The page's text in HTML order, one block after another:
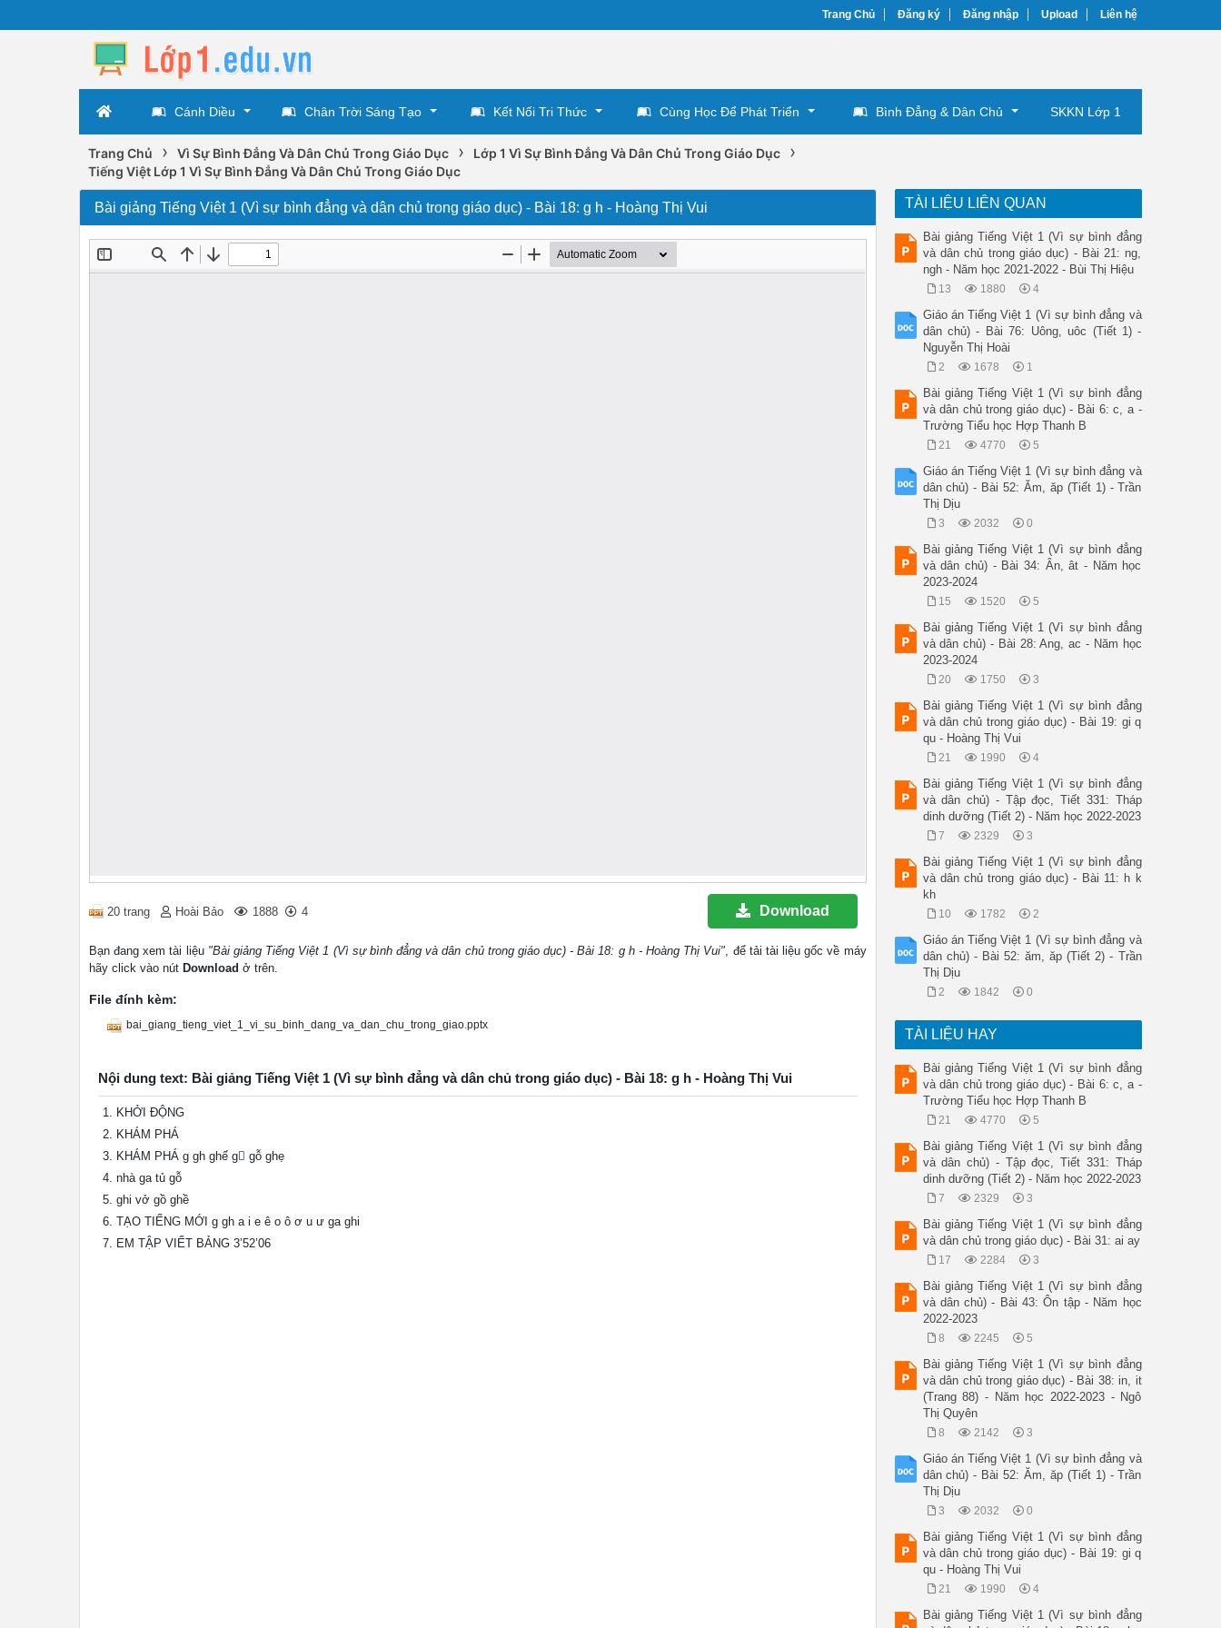
Trang Chủ Đăng ký Đăng nhập Upload Liên hệ
Cánh Diều Chân Trời Sáng Tạo Kết Nối Tri Thức Cùng Học Để Phát Triển Bình Đẳng & Dân Chủ SKKN Lớp 1
Trang Chủ › Vì Sự Bình Đẳng Và Dân Chủ Trong Giáo Dục › Lớp 1 Vì Sự Bình Đẳng Và Dân Chủ Trong Giáo Dục ›
Tiếng Việt Lớp 1 Vì Sự Bình Đẳng Và Dân Chủ Trong Giáo Dục
Bài giảng Tiếng Việt 1 (Vì sự bình đẳng và dân chủ trong giáo dục) - Bài 18: g h - Hoàng Thị Vui
20 trang Hoài Bảo 1888 4 Download
Bạn đang xem tài liệu "Bài giảng Tiếng Việt 1 (Vì sự bình đẳng và dân chủ trong giáo dục) - Bài 18: g h - Hoàng Thị Vui", để tải tài liệu gốc về máy
hãy click vào nút Download ở trên.
File đính kèm:
bai_giang_tieng_viet_1_vi_su_binh_dang_va_dan_chu_trong_giao.pptx
Nội dung text: Bài giảng Tiếng Việt 1 (Vì sự bình đẳng và dân chủ trong giáo dục) - Bài 18: g h - Hoàng Thị Vui
KHỞI ĐỘNG
KHÁM PHÁ
KHÁM PHÁ g gh ghế g￿ gỗ ghẹ
nhà ga tủ gỗ
ghi vở gồ ghề
TẠO TIẾNG MỚI g gh a i e ê o ô ơ u ư ga ghi
EM TẬP VIẾT BẢNG 3’52’06
TÀI LIỆU LIÊN QUAN
Bài giảng Tiếng Việt 1 (Vì sự bình đẳng
và dân chủ trong giáo dục) - Bài 21: ng,
ngh - Năm học 2021-2022 - Bùi Thị Hiệu
13 1880 4
Giáo án Tiếng Việt 1 (Vì sự bình đẳng và
dân chủ) - Bài 76: Uông, uôc (Tiết 1) -
Nguyễn Thị Hoài
2 1678 1
Bài giảng Tiếng Việt 1 (Vì sự bình đẳng
và dân chủ trong giáo dục) - Bài 6: c, a -
Trường Tiểu học Hợp Thanh B
21 4770 5
Giáo án Tiếng Việt 1 (Vì sự bình đẳng và
dân chủ) - Bài 52: Ăm, ăp (Tiết 1) - Trần
Thị Dịu
3 2032 0
Bài giảng Tiếng Việt 1 (Vì sự bình đẳng
và dân chủ) - Bài 34: Ân, ât - Năm học
2023-2024
15 1520 5
Bài giảng Tiếng Việt 1 (Vì sự bình đẳng
và dân chủ) - Bài 28: Ang, ac - Năm học
2023-2024
20 1750 3
Bài giảng Tiếng Việt 1 (Vì sự bình đẳng
và dân chủ trong giáo dục) - Bài 19: gi q
qu - Hoàng Thị Vui
21 1990 4
Bài giảng Tiếng Việt 1 (Vì sự bình đẳng
và dân chủ) - Tập đọc, Tiết 331: Tháp
dinh dưỡng (Tiết 2) - Năm học 2022-2023
7 2329 3
Bài giảng Tiếng Việt 1 (Vì sự bình đẳng
và dân chủ trong giáo dục) - Bài 11: h k
kh
10 1782 2
Giáo án Tiếng Việt 1 (Vì sự bình đẳng và
dân chủ) - Bài 52: ăm, ăp (Tiết 2) - Trần
Thị Dịu
2 1842 0
TÀI LIỆU HAY
Bài giảng Tiếng Việt 1 (Vì sự bình đẳng
và dân chủ trong giáo dục) - Bài 6: c, a -
Trường Tiểu học Hợp Thanh B
21 4770 5
Bài giảng Tiếng Việt 1 (Vì sự bình đẳng
và dân chủ) - Tập đọc, Tiết 331: Tháp
dinh dưỡng (Tiết 2) - Năm học 2022-2023
7 2329 3
Bài giảng Tiếng Việt 1 (Vì sự bình đẳng
và dân chủ trong giáo dục) - Bài 31: ai ay
17 2284 3
Bài giảng Tiếng Việt 1 (Vì sự bình đẳng
và dân chủ) - Bài 43: Ôn tập - Năm học
2022-2023
8 2245 5
Bài giảng Tiếng Việt 1 (Vì sự bình đẳng
và dân chủ trong giáo dục) - Bài 38: in, it
(Trang 88) - Năm học 2022-2023 - Ngô
Thị Quyên
8 2142 3
Giáo án Tiếng Việt 1 (Vì sự bình đẳng và
dân chủ) - Bài 52: Ăm, ăp (Tiết 1) - Trần
Thị Dịu
3 2032 0
Bài giảng Tiếng Việt 1 (Vì sự bình đẳng
và dân chủ trong giáo dục) - Bài 19: gi q
qu - Hoàng Thị Vui
21 1990 4
Bài giảng Tiếng Việt 1 (Vì sự bình đẳng